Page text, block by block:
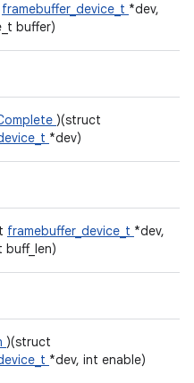
framebuffer_device_t *dev,
buffer)
)(struct
*dev)
framebuffer_device_t *dev,
buff_len)
)(struct
*dev, int enable)